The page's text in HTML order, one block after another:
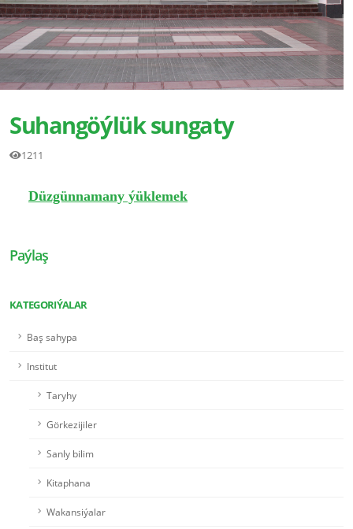
Suhangöýlük sungaty
1211
Düzgünnamany ýüklemek
Paýlaş
KATEGORIÝALAR
Baş sahypa
Institut
Taryhy
Görkezijiler
Sanly bilim
Kitaphana
Wakansiýalar